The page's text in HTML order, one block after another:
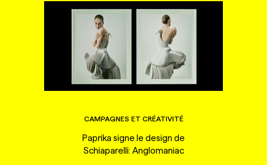
CAMPAGNES ET CRÉATIVITÉ
Paprika signe le design de
Schiaparelli: Anglomaniac